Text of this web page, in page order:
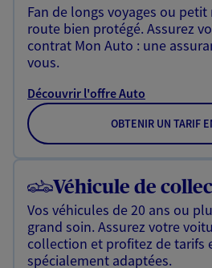
Fan de longs voyages ou
route bien protégé. Assurez
contrat Mon Auto : une
vous.
Découvrir l'offre Auto
OBTENIR UN TARIF
Véhicule de
Vos véhicules de 20 ans ou
grand soin. Assurez votre
collection et profitez de tarifs
spécialement adaptées.